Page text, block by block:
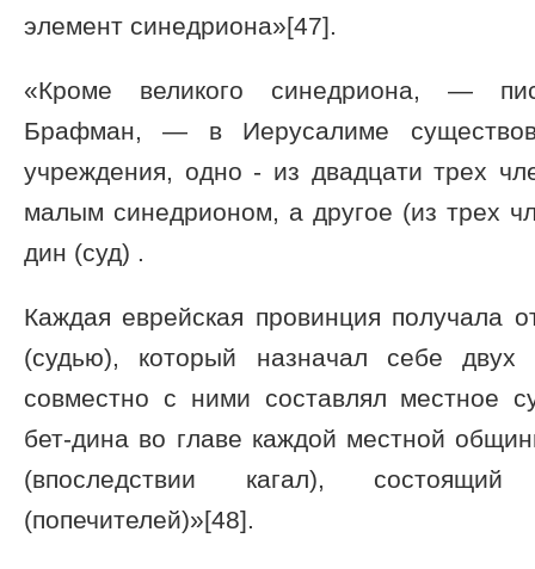
элемент синедриона»[47].
«Кроме великого синедриона, —
Брафман, — в Иерусалиме
учреждения, одно - из двадцати трех
малым синедрионом, а другое (из трех
дин (суд) .
Каждая еврейская провинция получала
(судью), который назначал себе
совместно с ними составлял местное
бет-дина во главе каждой местной
(впоследствии кагал),
(попечителей)»[48].